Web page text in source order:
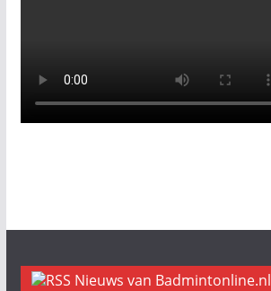
Nieuws van Badmintonline.nl